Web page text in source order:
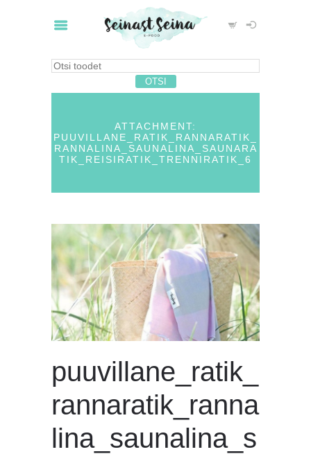
ATTACHMENT:
PUUVILLANE_RATIK_RANNARATIK_
RANNALINA_SAUNALINA_SAUNARA
TIK_REISIRATIK_TRENNIRATIK_6
puuvillane_ratik_
rannaratik_ranna
lina_saunalina_s